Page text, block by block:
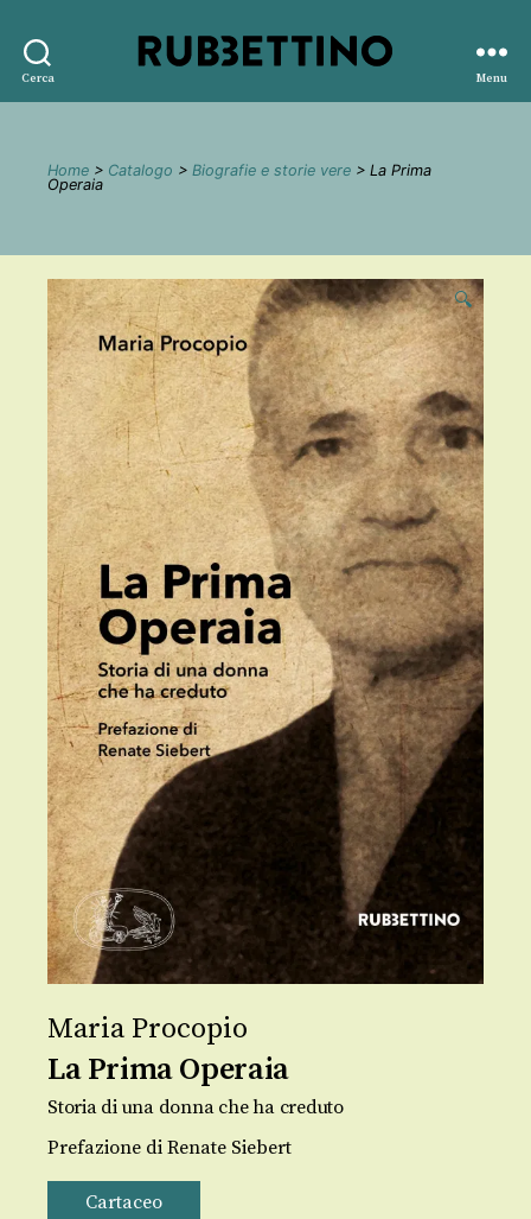
Cerca
editore
Menu
Home > Catalogo > Biografie e storie vere > La Prima
Operaia
🔍
Maria Procopio
La Prima Operaia
Storia di una donna che ha creduto
Prefazione di Renate Siebert
Cartaceo